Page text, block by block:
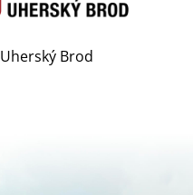
Uherský Brod